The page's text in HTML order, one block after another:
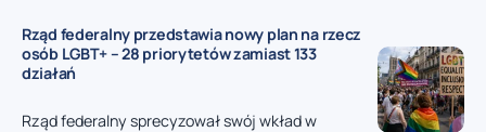
Rząd federalny przedstawia nowy plan na rzecz
osób LGBT+ – 28 priorytetów zamiast 133
działań
Rząd federalny sprecyzował swój wkład w